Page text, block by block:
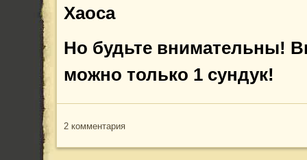
Хаоса
Но будьте внимательны!
можно только 1 сундук!
2 комментария